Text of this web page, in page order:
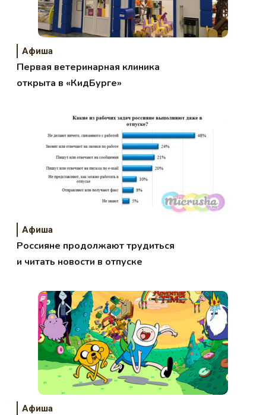
Афиша
Первая ветеринарная клиника
открыта в «КидБурге»
Афиша
Россияне продолжают трудиться
и читать новости в отпуске
Афиша